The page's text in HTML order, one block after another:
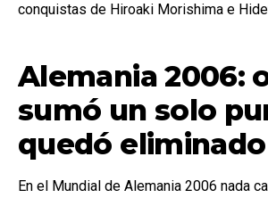
conquistas de Hiroaki Morishima e
Alemania 2006:
sumó un solo
quedó eliminado
En el Mundial de Alemania 2006 nada